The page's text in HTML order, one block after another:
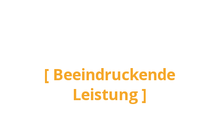
Beeindruckende
Leistung